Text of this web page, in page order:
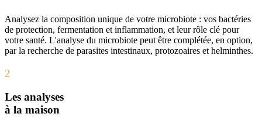
Analysez la composition unique de votre microbiote : vos bactéries
de protection, fermentation et inflammation, et leur rôle clé pour
votre santé. L'analyse du microbiote peut être complétée, en option,
par la recherche de parasites intestinaux, protozoaires et helminthes.
2
Les analyses
à la maison